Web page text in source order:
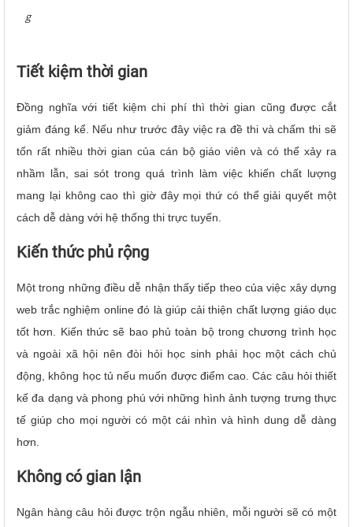
g
Tiết kiệm thời gian
Đồng nghĩa với tiết kiệm chi phí thì thời gian cũng được cắt
giảm đáng kể. Nếu như trước đây việc ra đề thi và chấm thi sẽ
tốn rất nhiều thời gian của cán bộ giáo viên và có thể xảy ra
nhầm lẫn, sai sót trong quá trình làm việc khiến chất lượng
mang lại không cao thì giờ đây mọi thứ có thể giải quyết một
cách dễ dàng với hệ thống thi trực tuyến.
Kiến thức phủ rộng
Một trong những điều dễ nhận thấy tiếp theo của việc xây dựng
web trắc nghiệm online đó là giúp cải thiện chất lượng giáo dục
tốt hơn. Kiến thức sẽ bao phủ toàn bộ trong chương trình học
và ngoài xã hội nên đòi hỏi học sinh phải học một cách chủ
động, không học tủ nếu muốn được điểm cao. Các câu hỏi thiết
kế đa dạng và phong phú với những hình ảnh tượng trưng thực
tế giúp cho mọi người có một cái nhìn và hình dung dễ dàng
hơn.
Không có gian lận
Ngân hàng câu hỏi được trộn ngẫu nhiên, mỗi người sẽ có một